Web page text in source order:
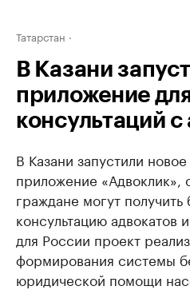
Татарстан
В Казани
приложение
консультаций
В Казани запустили
приложение
граждане могут
консультацию адвокатов
для России проект
формирования системы
юридической помощи